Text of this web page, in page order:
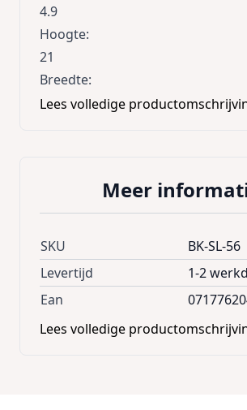
4.9
Hoogte:
21
Breedte:
11
Lees volledige
Meer
SKU
BK-SL-56
Levertijd
1-2
Ean
Lees volledige